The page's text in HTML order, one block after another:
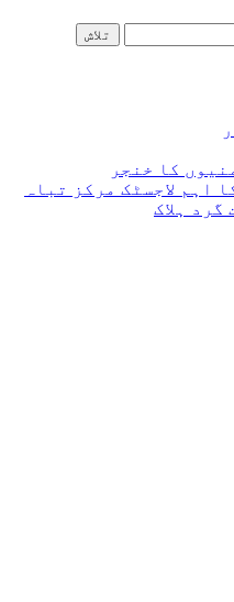
کا خنجر
اہم لاجسٹک مرکز تباہ